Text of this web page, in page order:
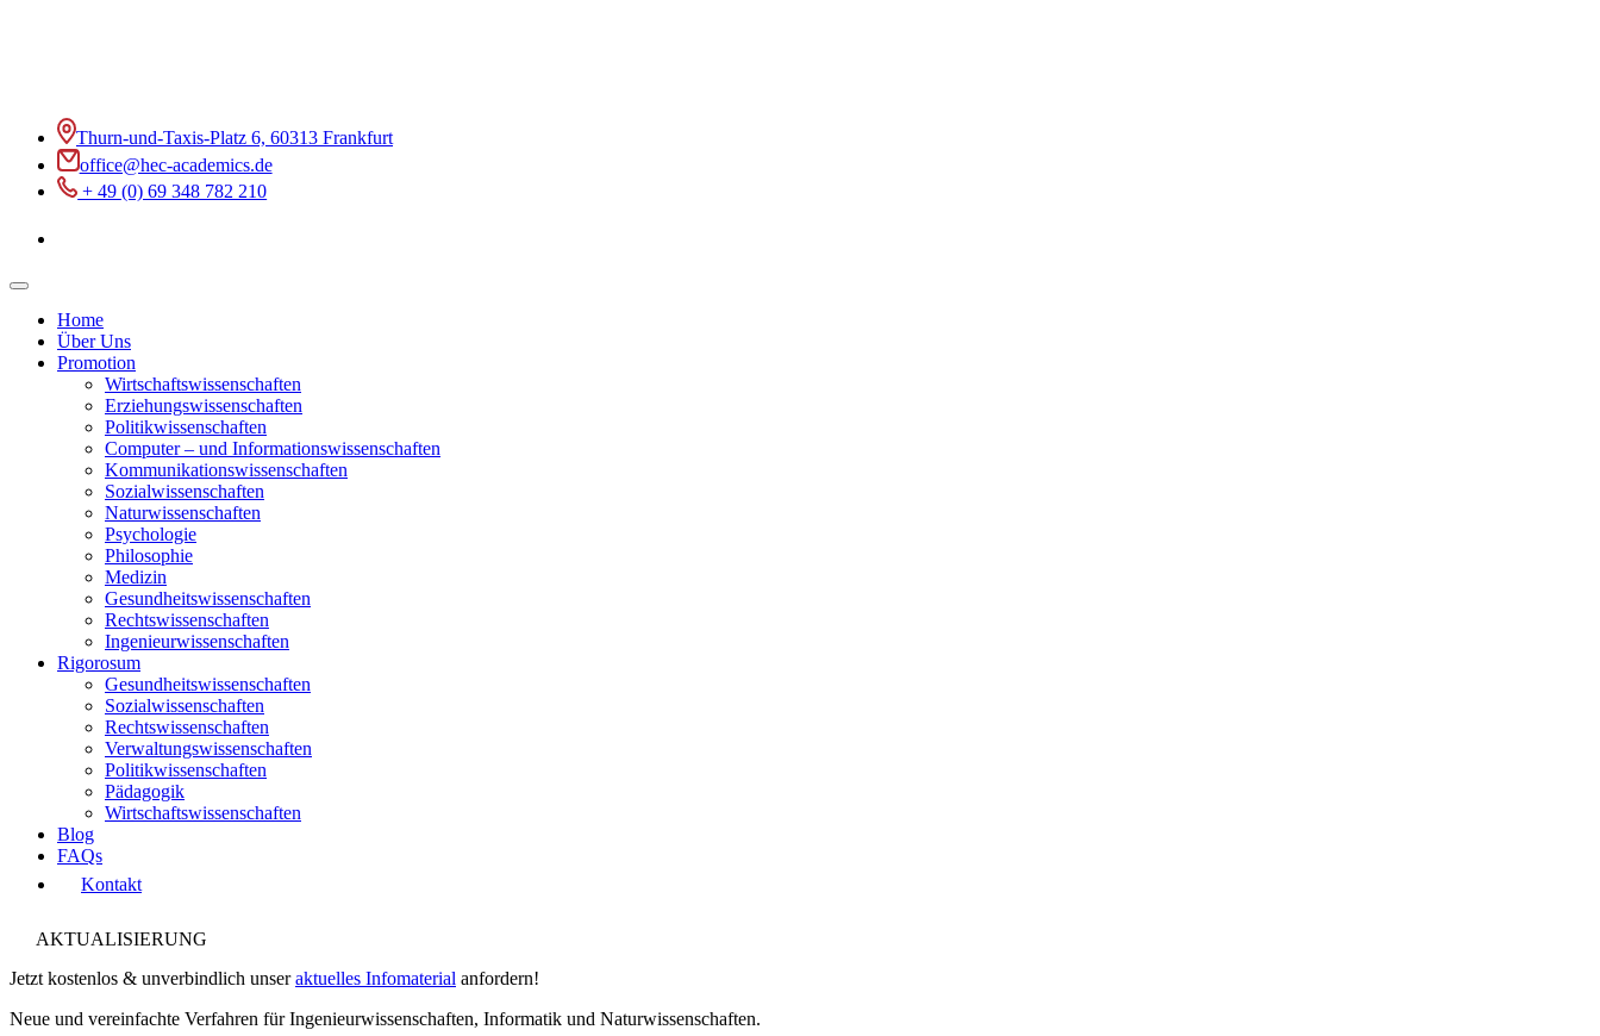
Thurn-und-Taxis-Platz 6, 60313 Frankfurt
office@hec-academics.de
+ 49 (0) 69 348 782 210
Home
Über Uns
Promotion
Wirtschaftswissenschaften
Erziehungswissenschaften
Politikwissenschaften
Computer – und Informationswissenschaften
Kommunikationswissenschaften
Sozialwissenschaften
Naturwissenschaften
Psychologie
Philosophie
Medizin
Gesundheitswissenschaften
Rechtswissenschaften
Ingenieurwissenschaften
Rigorosum
Gesundheitswissenschaften
Sozialwissenschaften
Rechtswissenschaften
Verwaltungswissenschaften
Politikwissenschaften
Pädagogik
Wirtschaftswissenschaften
Blog
FAQs
Kontakt
AKTUALISIERUNG
Jetzt kostenlos & unverbindlich unseraktuelles Infomaterial anfordern!
Neue und vereinfachte Verfahren für Ingenieurwissenschaften, Informatik und Naturwissenschaften.